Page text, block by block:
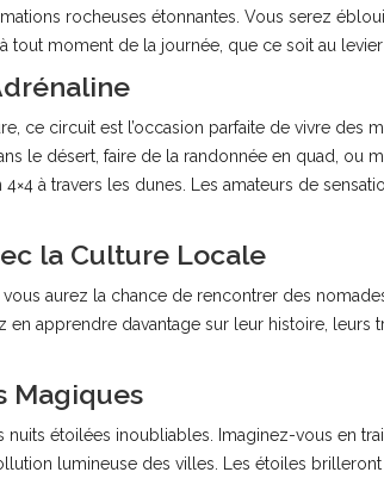
rocheuses étonnantes. Vous serez
tout moment de la journée, que ce soit au
ce circuit est l’occasion parfaite de vivre des
le désert, faire de la randonnée en quad, ou
à travers les dunes. Les amateurs de
la Culture Locale
aurez la chance de rencontrer des
en apprendre davantage sur leur histoire, leurs
Magiques
nuits étoilées inoubliables. Imaginez-vous en
lumineuse des villes. Les étoiles